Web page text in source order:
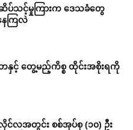
ပ်သင့်မှုကြားက ဒေသခံတွေ
ေကြလဲ
နှင့် တွေ့မည့်ကိစ္စ ထိုင်းအစိုးရကို
လအတွင်း စစ်အုပ်စု (၁၀) ဦး